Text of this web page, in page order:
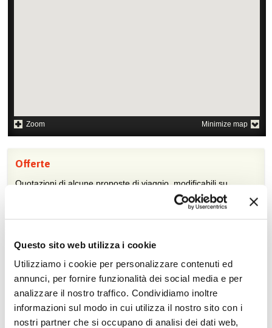
Questo sito web utilizza i cookie
Utilizziamo i cookie per personalizzare contenuti ed
annunci, per fornire funzionalità dei social media e per
analizzare il nostro traffico. Condividiamo inoltre
informazioni sul modo in cui utilizza il nostro sito con i
nostri partner che si occupano di analisi dei dati web,
Zoom Minimize map
Offerte
Quotazioni di alcune proposte di viaggio, modificabili su
Scopri i prezzi »
Da non perdere in Thailandia
Escursioni in città e
shopping
Crociere
Tour culturale
Diving